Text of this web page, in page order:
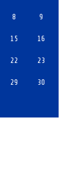
8 9
15 16
22 23
29 30